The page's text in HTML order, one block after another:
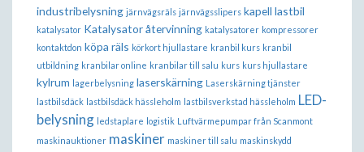
industribelysning järnvägsräls järnvägsslipers kapell lastbil
katalysator Katalysator återvinning katalysatorer kompressorer
kontaktdon köpa räls körkort hjullastare kranbil kurs kranbil
utbildning kranbilar online kranbilar till salu kurs kurs hjullastare
kylrum lagerbelysning laserskärning Laserskärning tjänster
lastbilsdäck lastbilsdäck hässleholm lastbilsverkstad hässleholm LED-
belysning ledstaplare logistik Luftvärmepumpar från Scanmont
maskinauktioner maskiner maskiner till salu maskinskydd